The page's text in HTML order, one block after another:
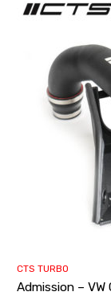
CTS TURBO
Admission –